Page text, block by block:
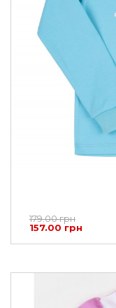
179.00 грн
157.00 грн